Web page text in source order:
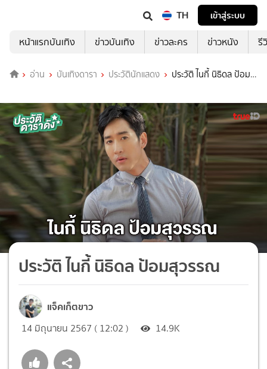
TH
เข้าสู่ระบบ
หน้าแรกบันเทิง
ข่าวบันเทิง ข่าวละคร ข่าวหนัง รี
อ่าน บันเทิงดารา ประวัตินักแสดง
ประวัติ ไนกี้ นิธิดล ป้อม
ประวัติ ไนกี้ นิธิดล ป้อมสุวรรณ
แจ็คเก็ตขาว
14 มิถุนายน 2567 ( 12:02 ) 14.9K